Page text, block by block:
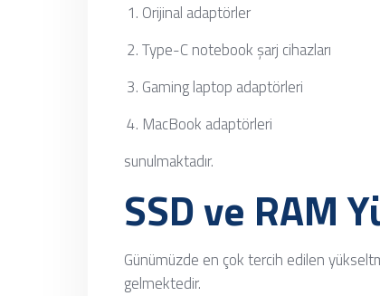
Orijinal adaptörler
Type-C notebook şarj cihazları
Gaming laptop adaptörleri
MacBook adaptörleri
sunulmaktadır.
SSD ve RAM
Günümüzde en çok tercih edilen
gelmektedir.